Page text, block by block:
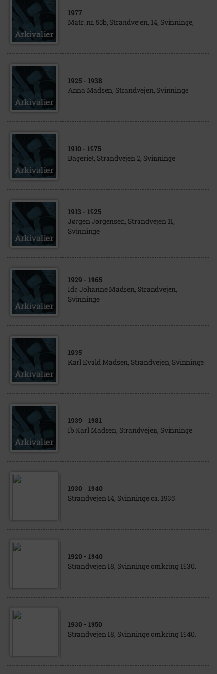
1977
Matr. nr. 55b, Strandvejen, 14, Svinninge,
1925 - 1938
Anna Madsen, Strandvejen, Svinninge
1910 - 1975
Bageriet, Strandvejen 2, Svinninge
1913 - 1925
Jørgen Jørgensen, Strandvejen 11,
Svinninge
1929 - 1965
Ida Johanne Madsen, Strandvejen,
Svinninge
1935
Karl Evald Madsen, Strandvejen, Svinninge
1939 - 1981
Ib Karl Madsen, Strandvejen, Svinninge
1930 - 1940
Strandvejen 14, Svinninge ca. 1935
1920 - 1940
Strandvejen 18, Svinninge omkring 1930.
1930 - 1950
Strandvejen 18, Svinninge omkring 1940.